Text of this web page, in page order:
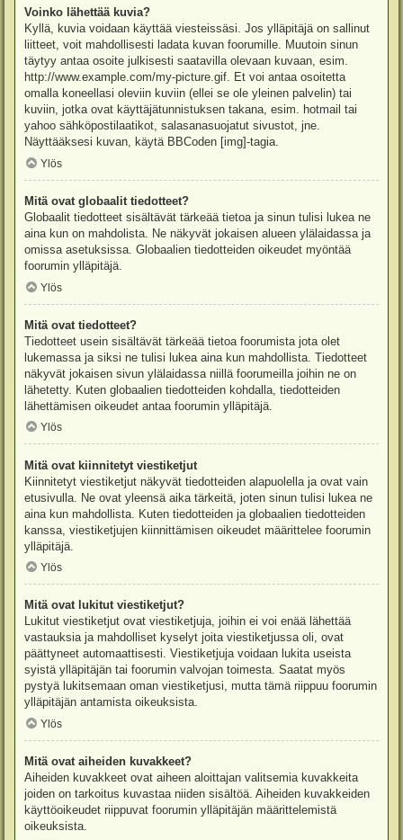
Voinko lähettää kuvia?
Kyllä, kuvia voidaan käyttää viesteissäsi. Jos ylläpitäjä on sallinut
liitteet, voit mahdollisesti ladata kuvan foorumille. Muutoin sinun
täytyy antaa osoite julkisesti saatavilla olevaan kuvaan, esim.
http://www.example.com/my-picture.gif. Et voi antaa osoitetta
omalla koneellasi oleviin kuviin (ellei se ole yleinen palvelin) tai
kuviin, jotka ovat käyttäjätunnistuksen takana, esim. hotmail tai
yahoo sähköpostilaatikot, salasanasuojatut sivustot, jne.
Näyttääksesi kuvan, käytä BBCoden [img]-tagia.
Ylös
Mitä ovat globaalit tiedotteet?
Globaalit tiedotteet sisältävät tärkeää tietoa ja sinun tulisi lukea ne
aina kun on mahdolista. Ne näkyvät jokaisen alueen ylälaidassa ja
omissa asetuksissa. Globaalien tiedotteiden oikeudet myöntää
foorumin ylläpitäjä.
Ylös
Mitä ovat tiedotteet?
Tiedotteet usein sisältävät tärkeää tietoa foorumista jota olet
lukemassa ja siksi ne tulisi lukea aina kun mahdollista. Tiedotteet
näkyvät jokaisen sivun ylälaidassa niillä foorumeilla joihin ne on
lähetetty. Kuten globaalien tiedotteiden kohdalla, tiedotteiden
lähettämisen oikeudet antaa foorumin ylläpitäjä.
Ylös
Mitä ovat kiinnitetyt viestiketjut
Kiinnitetyt viestiketjut näkyvät tiedotteiden alapuolella ja ovat vain
etusivulla. Ne ovat yleensä aika tärkeitä, joten sinun tulisi lukea ne
aina kun mahdollista. Kuten tiedotteiden ja globaalien tiedotteiden
kanssa, viestiketjujen kiinnittämisen oikeudet määrittelee foorumin
ylläpitäjä.
Ylös
Mitä ovat lukitut viestiketjut?
Lukitut viestiketjut ovat viestiketjuja, joihin ei voi enää lähettää
vastauksia ja mahdolliset kyselyt joita viestiketjussa oli, ovat
päättyneet automaattisesti. Viestiketjuja voidaan lukita useista
syistä ylläpitäjän tai foorumin valvojan toimesta. Saatat myös
pystyä lukitsemaan oman viestiketjusi, mutta tämä riippuu foorumin
ylläpitäjän antamista oikeuksista.
Ylös
Mitä ovat aiheiden kuvakkeet?
Aiheiden kuvakkeet ovat aiheen aloittajan valitsemia kuvakkeita
joiden on tarkoitus kuvastaa niiden sisältöä. Aiheiden kuvakkeiden
käyttöoikeudet riippuvat foorumin ylläpitäjän määrittelemistä
oikeuksista.